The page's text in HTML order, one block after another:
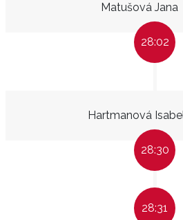
Matušová Jana
28:02
Hartmanová
28:30
28:31